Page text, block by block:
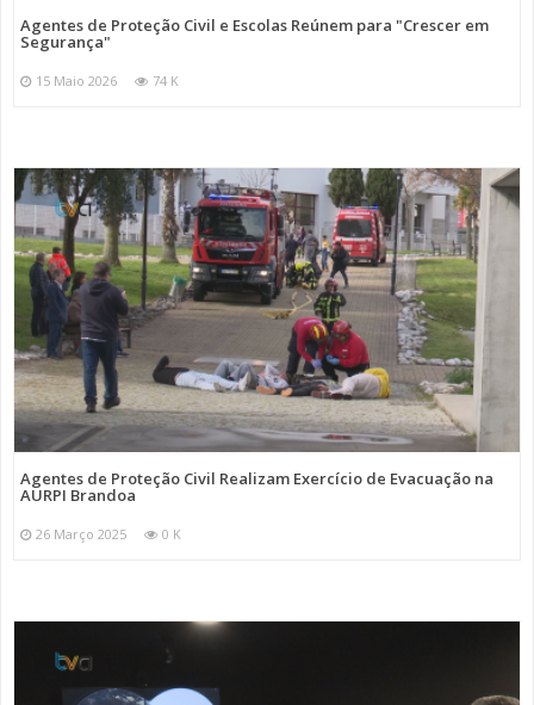
Agentes de Proteção Civil e Escolas Reúnem para "Crescer em
Segurança"
15 Maio 2026 74 K
Agentes de Proteção Civil Realizam Exercício de Evacuação na
AURPI Brandoa
26 Março 2025 0 K